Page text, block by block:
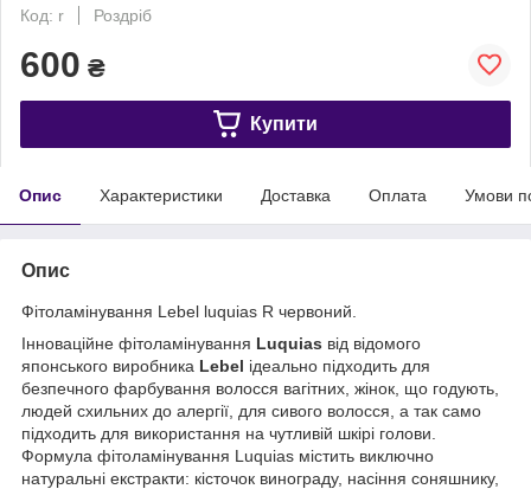
Код: r
Роздріб
600 ₴
Купити
Опис Характеристики Доставка Оплата Умови
Опис
Фітоламінування Lebel luquias R червоний.
Інноваційне фітоламінування Luquias від відомого
японського виробника Lebel ідеально підходить для
безпечного фарбування волосся вагітних, жінок, що годують,
людей схильних до алергії, для сивого волосся, а так само
підходить для використання на чутливій шкірі голови.
Формула фітоламінування Luquias містить виключно
натуральні екстракти: кісточок винограду, насіння соняшнику,